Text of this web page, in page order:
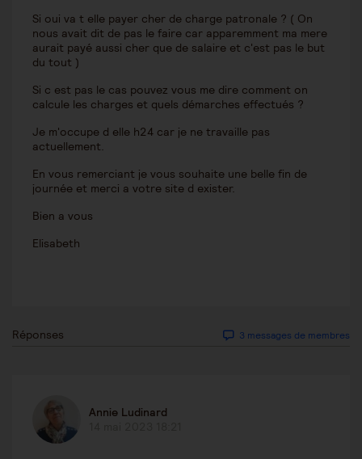
Si oui va t elle payer cher de charge patronale ? ( On
nous avait dit de pas le faire car apparemment ma mere
aurait payé aussi cher que de salaire et c'est pas le but
du tout )
Si c est pas le cas pouvez vous me dire comment on
calcule les charges et quels démarches effectués ?
Je m'occupe d elle h24 car je ne travaille pas
actuellement.
En vous remerciant je vous souhaite une belle fin de
journée et merci a votre site d exister.
Bien a vous
Elisabeth
Réponses 3 messages de membres
Annie Ludinard